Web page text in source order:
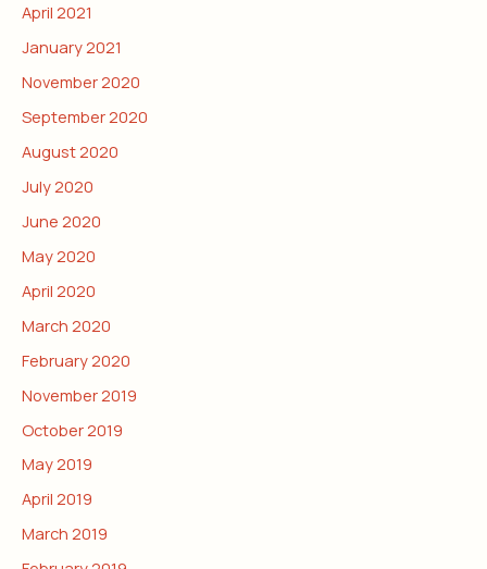
April 2021
January 2021
November 2020
September 2020
August 2020
July 2020
June 2020
May 2020
April 2020
March 2020
February 2020
November 2019
October 2019
May 2019
April 2019
March 2019